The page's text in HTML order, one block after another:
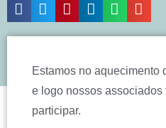
Estamos no aquecimento
e logo nossos associados
participar.